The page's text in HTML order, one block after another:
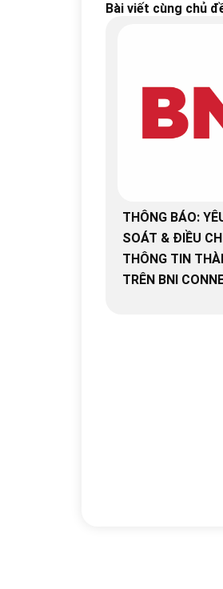
Bài viết cùng chủ
THÔNG BÁO:
SOÁT & ĐIỀU
THÔNG TIN
TRÊN BNI